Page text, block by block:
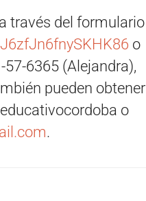
través del formulario
o
6365 (Alejandra),
pueden obtener
o
.